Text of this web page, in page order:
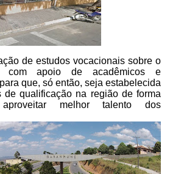
de estudos vocacionais sobre o
com apoio de acadêmicos e
que, só então, seja estabelecida
de qualificação na região de forma
melhor talento dos